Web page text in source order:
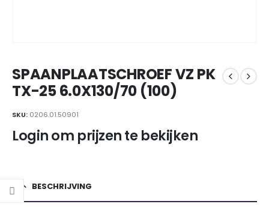
SPAANPLAATSCHROEF VZ PK
TX-25 6.0X130/70 (100)
SKU: 0206.01.50901
Login om prijzen te bekijken
BESCHRIJVING